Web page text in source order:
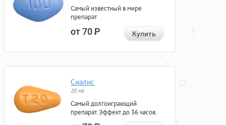
Самый известный в мире
препарат
от 70Р Купить
Сиалис
20 мг
Самый долгоиграющий
препарат. Эффект до 36 часов.